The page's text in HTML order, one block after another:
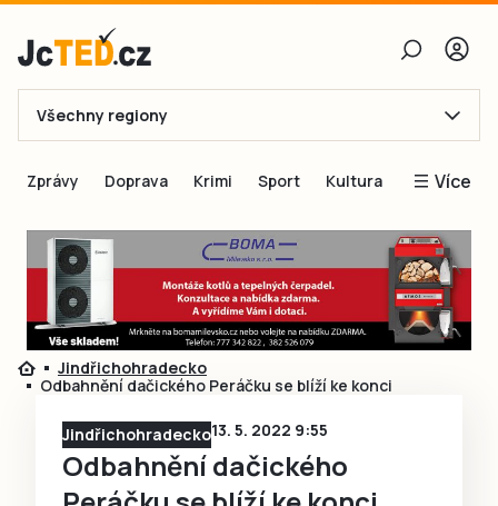
E-mail
Obnovit heslo
Přihlásit se
Přihlásit se přes Facebook
Ještě nemám účet, chci seRegistrovat
Všechny regiony
Zprávy Doprava Krimi Sport Kultura Více
Blogy
Inspirace
Čtenáři píší
Speciální přílohy
Jindřichohradecko
Odbahnění dačického Peráčku se blíží ke konci
Jindřichohradecko13. 5. 2022 9:55
Odbahnění dačického